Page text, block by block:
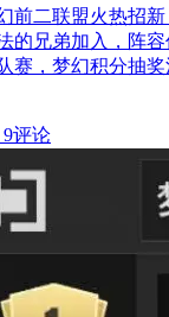
前二联盟火热招
的兄弟加入，阵
赛，梦幻积分抽
9评论